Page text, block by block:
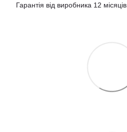
Гарантія від виробника 12 місяців.